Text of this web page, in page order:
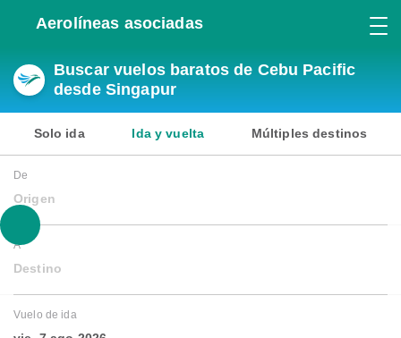
Aerolíneas asociadas
Buscar vuelos baratos de Cebu Pacific
desde Singapur
Solo ida Ida y vuelta Múltiples destinos
De
Origen
A
Destino
Vuelo de ida